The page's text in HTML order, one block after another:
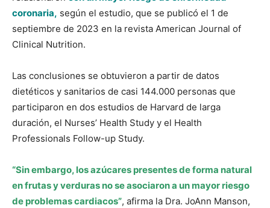
coronaria, según el estudio, que se publicó el 1 de
septiembre de 2023 en la revista American Journal of
Clinical Nutrition.
Las conclusiones se obtuvieron a partir de datos
dietéticos y sanitarios de casi 144.000 personas que
participaron en dos estudios de Harvard de larga
duración, el Nurses’ Health Study y el Health
Professionals Follow-up Study.
“Sin embargo, los azúcares presentes de forma natural
en frutas y verduras no se asociaron a un mayor riesgo
de problemas cardiacos”, afirma la Dra. JoAnn Manson,